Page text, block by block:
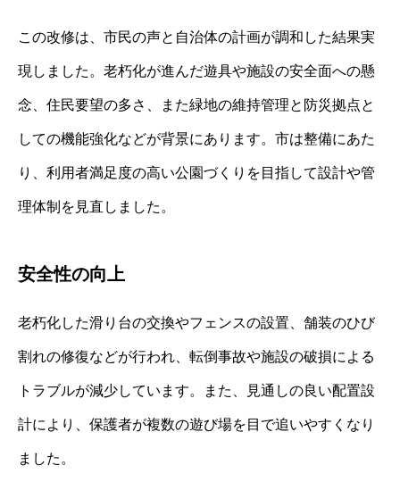
この改修は、市民の声と自治体の計画が調和した結果実
現しました。老朽化が進んだ遊具や施設の安全面への懸
念、住民要望の多さ、また緑地の維持管理と防災拠点と
しての機能強化などが背景にあります。市は整備にあた
り、利用者満足度の高い公園づくりを目指して設計や管
理体制を見直しました。
安全性の向上
老朽化した滑り台の交換やフェンスの設置、舗装のひび
割れの修復などが行われ、転倒事故や施設の破損による
トラブルが減少しています。また、見通しの良い配置設
計により、保護者が複数の遊び場を目で追いやすくなり
ました。